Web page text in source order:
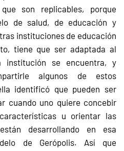
son replicables, porque
de salud, de educación y
instituciones de educación
tiene que ser adaptada al
se encuentra, y
algunos de estos
identificó que pueden ser
cuando uno quiere concebir
u orientar las
desarrollando en esa
de Gerópolis. Así que